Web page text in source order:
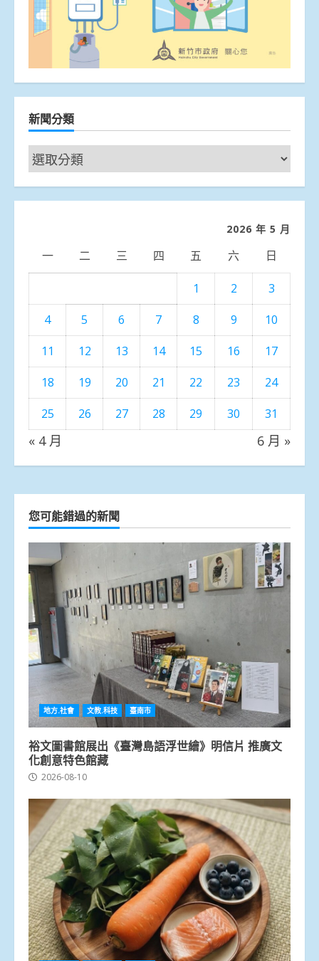
新聞分類
新
聞
分
2026 年 5 月
一 二 三 四 五 六 日
1 2
3
4
5 6 7 8 9
10
11
12 13 14 15 16
17
18
19 20 21 22 23
24
25
26 27 28 29 30 31
« 4 月 6 月 »
您可能錯過的新聞
地方.社會 文教.科技 臺南市
裕文圖書館展出《臺灣島語浮世繪》明信片 推廣文
化創意特色館藏
2026-08-10